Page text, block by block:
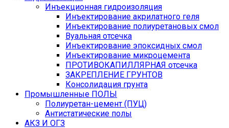
Инъекционная гидроизоляция
Инъектирование акрилатного геля
Инъектирование полиуретановых смол
Вуальная отсечка
Инъектирование эпоксидных смол
Инъектирование микроцемента
ПРОТИВОКАПИЛЛЯРНАЯ отсечка
ЗАКРЕПЛЕНИЕ ГРУНТОВ
Консолидация грунта
Промышленные ПОЛЫ
Полиуретан-цемент (ПУЦ)
Антистатические полы
АКЗ И ОГЗ